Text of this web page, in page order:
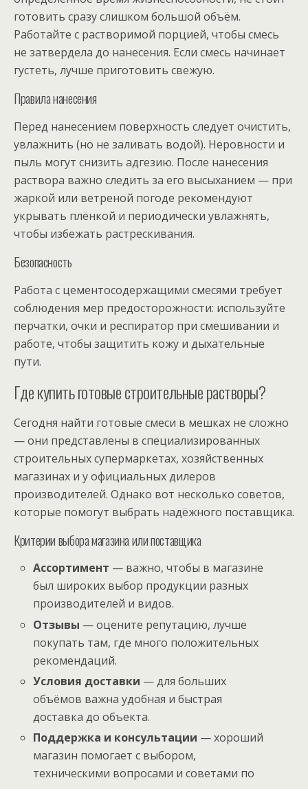
готовить сразу слишком большой объём.
Работайте с растворимой порцией, чтобы смесь
не затвердела до нанесения. Если смесь начинает
густеть, лучше приготовить свежую.
Правила нанесения
Перед нанесением поверхность следует очистить,
увлажнить (но не заливать водой). Неровности и
пыль могут снизить адгезию. После нанесения
раствора важно следить за его высыханием — при
жаркой или ветреной погоде рекомендуют
укрывать плёнкой и периодически увлажнять,
чтобы избежать растрескивания.
Безопасность
Работа с цементосодержащими смесями требует
соблюдения мер предосторожности: используйте
перчатки, очки и респиратор при смешивании и
работе, чтобы защитить кожу и дыхательные
пути.
Где купить готовые строительные растворы?
Сегодня найти готовые смеси в мешках не сложно
— они представлены в специализированных
строительных супермаркетах, хозяйственных
магазинах и у официальных дилеров
производителей. Однако вот несколько советов,
которые помогут выбрать надёжного поставщика.
Критерии выбора магазина или поставщика
Ассортимент — важно, чтобы в магазине
был широких выбор продукции разных
производителей и видов.
Отзывы — оцените репутацию, лучше
покупать там, где много положительных
рекомендаций.
Условия доставки — для больших
объёмов важна удобная и быстрая
доставка до объекта.
Поддержка и консультации — хороший
магазин помогает с выбором,
техническими вопросами и советами по